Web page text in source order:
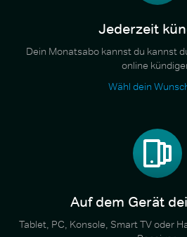
Jederzeit
Dein Monatsabo kannst du kannst
online
Wähl dein
Auf dem Gerät
Tablet, PC, Konsole, Smart TV oder